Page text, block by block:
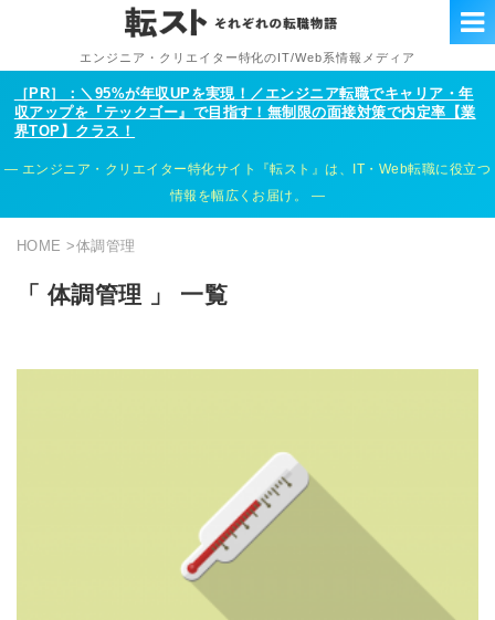
エンジニア・クリエイター特化のIT/Web系情報メディア
［PR］：＼95%が年収UPを実現！／エンジニア転職でキャリア・年
収アップを『テックゴー』で目指す！無制限の面接対策で内定率【業
界TOP】クラス！
エンジニア・クリエイター特化サイト『転スト』は、IT・Web転職に役立つ
情報を幅広くお届け。
HOME >体調管理
「 体調管理 」 一覧